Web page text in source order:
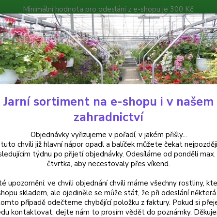
Minimální hodnota pro odeslání z e-shopu je 300 Kč.
můžete čekat nejpozději v následujícím týdnu po přijetí
Poradna Kontakty
Hledat
Streptocarpus Streptocarpus, Tořivka fialovo bílá - cena za kus v 3-
Tořivka fialovo bílá
od
Jarní sortiment na e-shopu i v našem
zahradnictví
Objednávky vyřizujeme v pořadí, v jakém přišly...
chvíli již hlavní nápor opadl a balíček můžete čekat
týdnu po přijetí objednávky. Odesíláme od pondělí
čtvrtka, aby necestovaly přes víkend.
upozornění: ve chvíli objednání chvíli máme všechny rostliny,
skladem, ale ojediněle se může stát, že při odeslání některá
případě odečteme chybějící položku z faktury. Pokud si
kontaktovat, dejte nám to prosím vědět do poznámky.